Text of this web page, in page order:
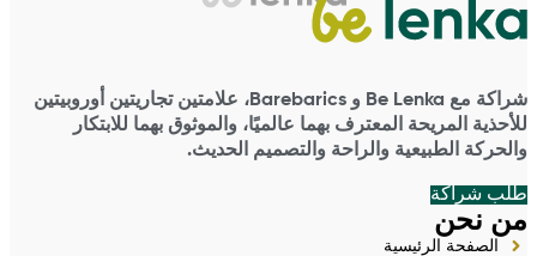
شراكة مع Be Lenka و Barebarics، علامتين تجاريتين أوروبيتين
للأحذية المريحة المعترف بهما عالميًا، والموثوق بهما للابتكار
والحركة الطبيعية والراحة والتصميم الحديث.
طلب شراكة
من نحن
الصفحة الرئيسية